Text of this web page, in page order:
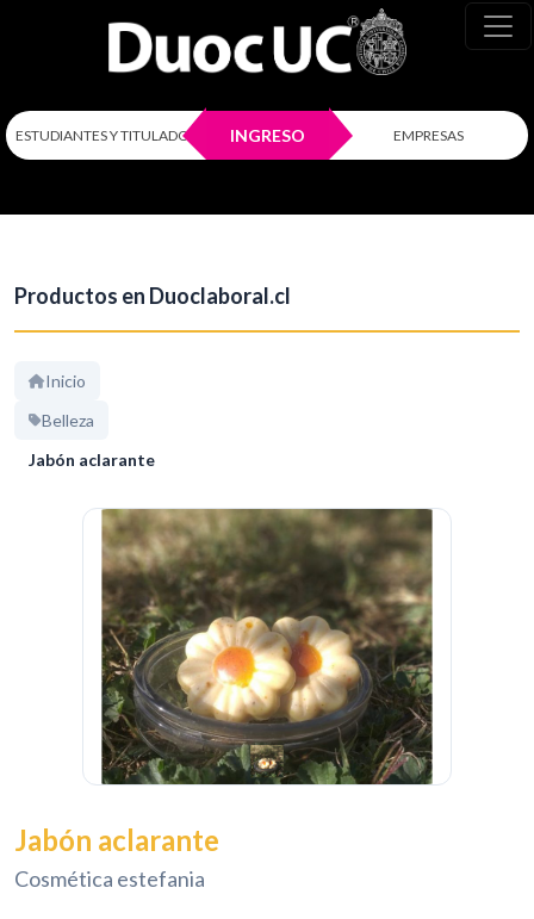
ESTUDIANTES Y TITULADOS INGRESO EMPRESAS
Productos en Duoclaboral.cl
Inicio
Belleza
Jabón aclarante
Jabón aclarante
Cosmética estefania